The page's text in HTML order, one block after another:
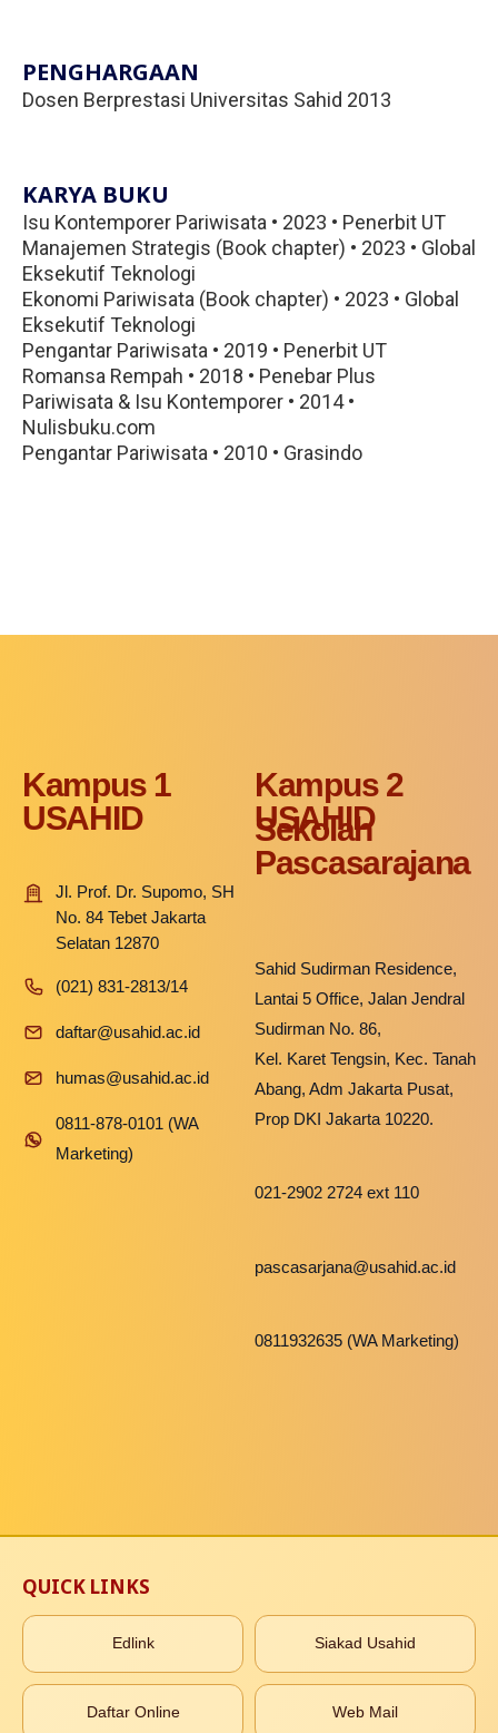
PENGHARGAAN
Dosen Berprestasi Universitas Sahid 2013
KARYA BUKU
Isu Kontemporer Pariwisata • 2023 • Penerbit UT
Manajemen Strategis (Book chapter) • 2023 • Global
Eksekutif Teknologi
Ekonomi Pariwisata (Book chapter) • 2023 • Global
Eksekutif Teknologi
Pengantar Pariwisata • 2019 • Penerbit UT
Romansa Rempah • 2018 • Penebar Plus
Pariwisata & Isu Kontemporer • 2014 •
Nulisbuku.com
Pengantar Pariwisata • 2010 • Grasindo
Kampus 1
USAHID
Jl. Prof. Dr. Supomo, SH
No. 84 Tebet Jakarta
Selatan 12870
(021) 831-2813/14
daftar@usahid.ac.id
humas@usahid.ac.id
0811-878-0101 (WA
Marketing)
Kampus 2
USAHID
Sekolah
Pascasarajana
Sahid Sudirman Residence,
Lantai 5 Office, Jalan Jendral
Sudirman No. 86,
Kel. Karet Tengsin, Kec. Tanah
Abang, Adm Jakarta Pusat,
Prop DKI Jakarta 10220.
021-2902 2724 ext 110
pascasarjana@usahid.ac.id
0811932635 (WA Marketing)
QUICK LINKS
Edlink Siakad Usahid
Daftar Online Web Mail